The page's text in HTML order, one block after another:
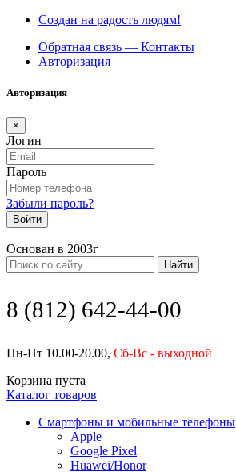
Создан на радость людям!
Обратная связь — Контакты
Авторизация
Авторизация
×
Логин
Пароль
Забыли пароль?
Войти
Основан в 2003г
Найти
8 (812) 642-44-00
Пн-Пт 10.00-20.00, Сб-Вс - выходной
Корзина пуста
Каталог товаров
Смартфоны и мобильные телефоны
Apple
Google Pixel
Huawei/Honor